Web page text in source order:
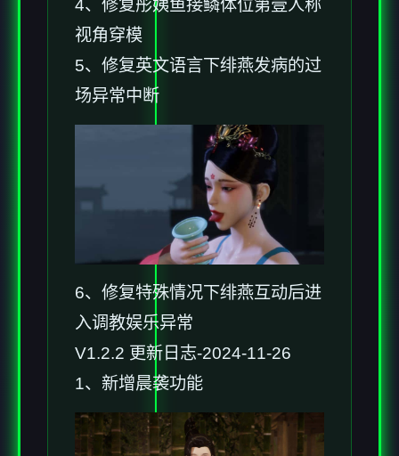
4、修复彤姨鱼接鳞体位第壹人称
视角穿模
5、修复英文语言下绯燕发病的过
场异常中断
6、修复特殊情况下绯燕互动后进
入调教娱乐异常
V1.2.2 更新日志-2024-11-26
1、新增晨袭功能